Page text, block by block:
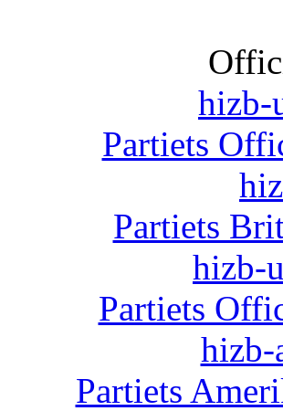
hizb-
Partiets
Partiets
hizb-
Partiets
hizb-
Partiets